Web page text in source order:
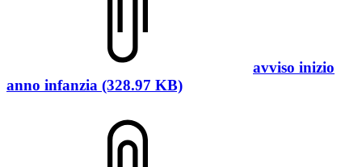
avviso inizio
anno infanzia (328.97 KB)